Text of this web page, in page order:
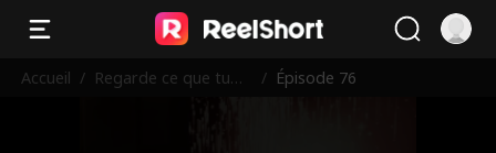
Accueil / Regarde ce que tu
/ Épisode 76